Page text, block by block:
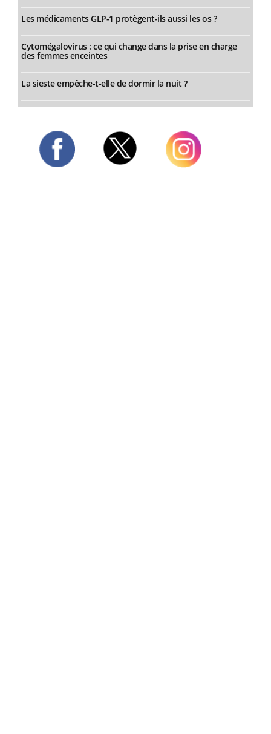
Les médicaments GLP-1 protègent-ils aussi les os ?
Cytomégalovirus : ce qui change dans la prise en charge
des femmes enceintes
La sieste empêche-t-elle de dormir la nuit ?